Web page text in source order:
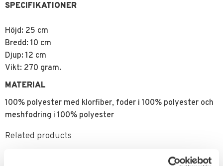
SPECIFIKATIONER
Höjd: 25 cm
Bredd: 10 cm
Djup: 12 cm
Vikt: 270 gram.
MATERIAL
100% polyester med klorfiber, foder i 100% polyester och
meshfodring i 100% polyester
Related products